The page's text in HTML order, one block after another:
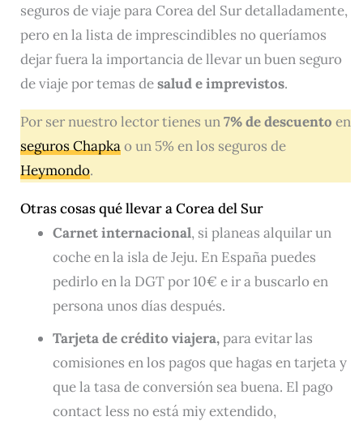
seguros de viaje para Corea del Sur detalladamente,
pero en la lista de imprescindibles no queríamos
dejar fuera la importancia de llevar un buen seguro
de viaje por temas desalud e imprevistos.
Por ser nuestro lector tienes un7% de descuento en
seguros Chapkao un 5% en los seguros de
Heymondo.
Otras cosas qué llevar a Corea del Sur
Carnet internacional, si planeas alquilar un
coche en la isla de Jeju. En España puedes
pedirlo en la DGT por 10€ e ir a buscarlo en
persona unos días después.
Tarjeta de crédito viajera,para evitar las
comisiones en los pagos que hagas en tarjeta y
que la tasa de conversión sea buena. El pago
contact less no está miy extendido,